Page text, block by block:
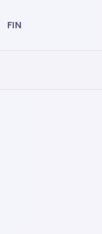
FIN